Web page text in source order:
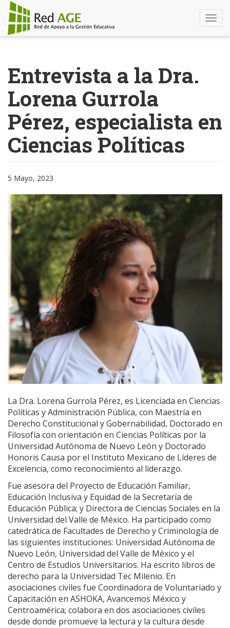
contenido
principal
Entrevista a la Dra.
Lorena Gurrola
Pérez, especialista en
Ciencias Políticas
5 Mayo, 2023
La Dra. Lorena Gurrola Pérez, es Licenciada en Ciencias
Políticas y Administración Pública, con Maestría en
Derecho Constitucional y Gobernabilidad, Doctorado en
Filosofía con orientación en Ciencias Políticas por la
Universidad Autónoma de Nuevo León y Doctorado
Honoris Causa por el Instituto Mexicano de Líderes de
Excelencia, como reconocimiento al liderazgo.
Fue asesora del Proyecto de Educación Familiar,
Educación Inclusiva y Equidad de la Secretaría de
Educación Pública; y Directora de Ciencias Sociales en la
Universidad del Valle de México. Ha participado como
catedrática de Facultades de Derecho y Criminología de
las siguientes instituciones: Universidad Autónoma de
Nuevo León, Universidad del Valle de México y el
Centro de Estudios Universitarios. Ha escrito libros de
derecho para la Universidad Tec Milenio. En
asociaciones civiles fue Coordinadora de Voluntariado y
Capacitación en ASHOKA, Avancemos México y
Centroamérica; colabora en dos asociaciones civiles
desde donde promueve la lectura y la cultura desde